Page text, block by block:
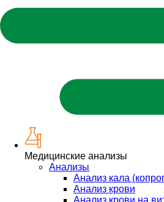
Медицинские анализы
Анализы
Анализ кала
Анализ крови